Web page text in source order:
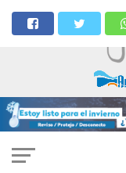
COVID
Caos activos
positividad